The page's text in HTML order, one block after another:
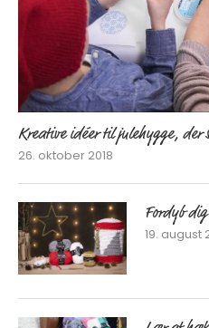
Kreative idéer til julehygge, der
26. oktober 2018
Fordyb
19. august